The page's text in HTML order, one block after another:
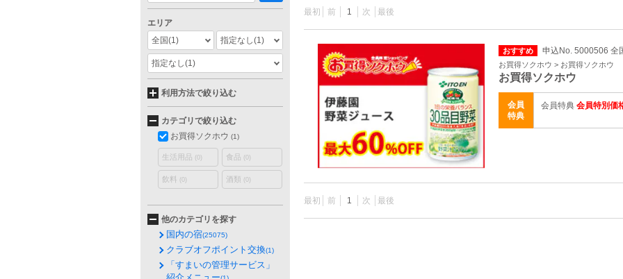
最初 前 1 次 最後
おすすめ 申込No. 5000506 全
お買得ソクホウ > お買得ソクホウ
お買得ソクホウ
会員
特典
会員特典 会員特別価
最初 前 1 次 最後
エリア
全国(1) 指定なし(1)
指定なし(1)
利用方法で絞り込む
カテゴリで絞り込む
お買得ソクホウ (1)
生活用品 (0) 食品 (0)
飲料 (0) 酒類 (0)
他のカテゴリを探す
国内の宿(25075)
クラブオフポイント交換(1)
「すまいの管理サービス」